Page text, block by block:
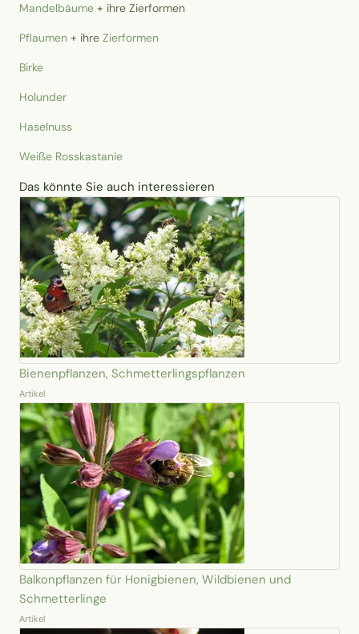
Mandelbäume + ihre Zierformen
Pflaumen + ihre Zierformen
Birke
Holunder
Haselnuss
Weiße Rosskastanie
Das könnte Sie auch interessieren
Bienenpflanzen, Schmetterlingspflanzen
Artikel
Balkonpflanzen für Honigbienen, Wildbienen und
Schmetterlinge
Artikel